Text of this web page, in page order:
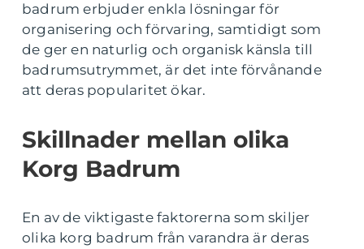
badrum erbjuder enkla lösningar för
organisering och förvaring, samtidigt som
de ger en naturlig och organisk känsla till
badrumsutrymmet, är det inte förvånande
att deras popularitet ökar.
Skillnader mellan olika
Korg Badrum
En av de viktigaste faktorerna som skiljer
olika korg badrum från varandra är deras